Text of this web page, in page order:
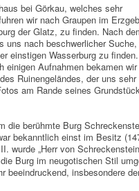
bei Görkau, welches sehr
wir nach Graupen im
der Glatz, zu finden. Nach
uns nach beschwerlicher
einstigen Wasserburg zu finden.
einigen Aufnahmen bekamen wir
Ruinengeländes, der uns sehr
am Rande seines
die berühmte Burg
bekanntlich einst im Besitz
wurde „Herr von
Burg im neugotischen Stil
beeindruckend, insbesondere